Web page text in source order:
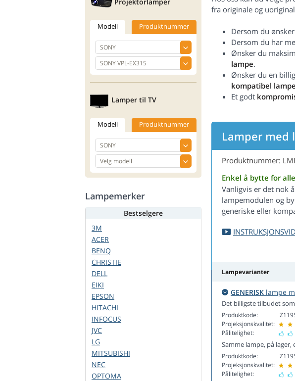
fra originale og
Dersom du
Dersom du har
Ønsker du
lampe.
Ønsker du en
kompatibel
Et godt
Lamper med
Produktnummer:
Enkel å bytte for alle
Vanligvis er det nok
lampemodulen og
generiske eller
Lampevarianter
GENERISK lampe
Det billigste tilbudet
Produktkode:
Projeksjonskvalitet:
Pålitelighet:
Samme lampe, på
Produktkode:
Projeksjonskvalitet:
Pålitelighet:
Modell Produktnummer
Lamper til TV
Modell Produktnummer
Lampemerker
Bestselgere
3M
ACER
BENQ
CHRISTIE
DELL
EIKI
EPSON
HITACHI
INFOCUS
JVC
LG
MITSUBISHI
NEC
OPTOMA